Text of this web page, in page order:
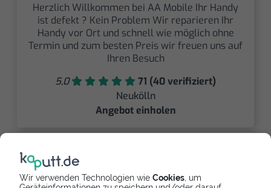
Wir verwenden Technologien wie Cookies , um
Herzlich Willkommen bei AA Mobile Ihr Handy
ist defekt ? Kein Problem Wir reparieren Ihr
Handy vor Ort und schnell wie möglich ohne
Termin und zum besten Preis wir freuen uns auf
Ihren Besuch
5,0
71 (40 verifiziert)
Neukölln
Angebot einholen